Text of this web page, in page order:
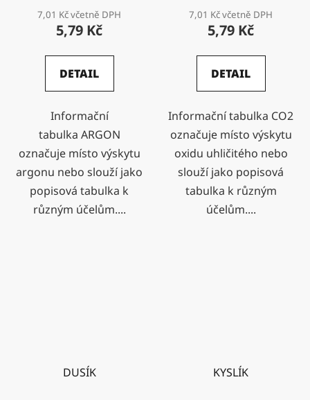
7,01 Kč včetně DPH
5,79 Kč
DETAIL
Informační
tabulka ARGON
označuje místo výskytu
argonu nebo slouží jako
popisová tabulka k
různým účelům....
7,01 Kč včetně DPH
5,79 Kč
DETAIL
Informační tabulka CO2
označuje místo výskytu
oxidu uhličitého nebo
slouží jako popisová
tabulka k různým
účelům....
DUSÍK KYSLÍK